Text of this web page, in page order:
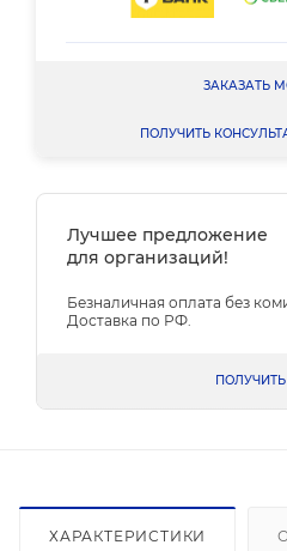
ЗАКАЗАТЬ
ПОЛУЧИТЬ
Лучшее предложение
для организаций!
Безналичная оплата без
Доставка по РФ.
ПОЛУЧИТЬ
ХАРАКТЕРИСТИКИ